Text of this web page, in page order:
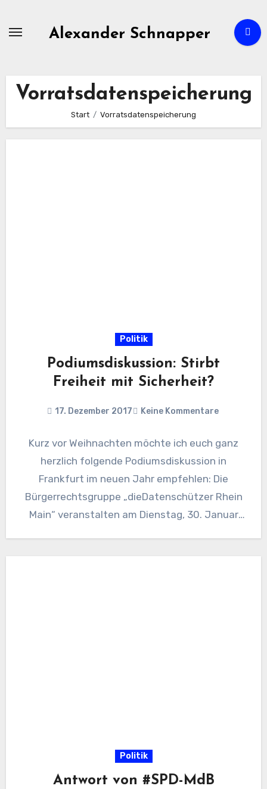
Alexander Schnapper
Vorratsdatenspeicherung
Start Vorratsdatenspeicherung
Politik
Podiumsdiskussion: Stirbt
Freiheit mit Sicherheit?
17. Dezember 2017 Keine Kommentare
Kurz vor Weihnachten möchte ich euch ganz
herzlich folgende Podiumsdiskussion in
Frankfurt im neuen Jahr empfehlen: Die
Bürgerrechtsgruppe „dieDatenschützer Rhein
Main“ veranstalten am Dienstag, 30. Januar
Politik
Antwort von #SPD-MdB